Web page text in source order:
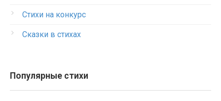
Стихи на конкурс
Сказки в стихах
Популярные стихи